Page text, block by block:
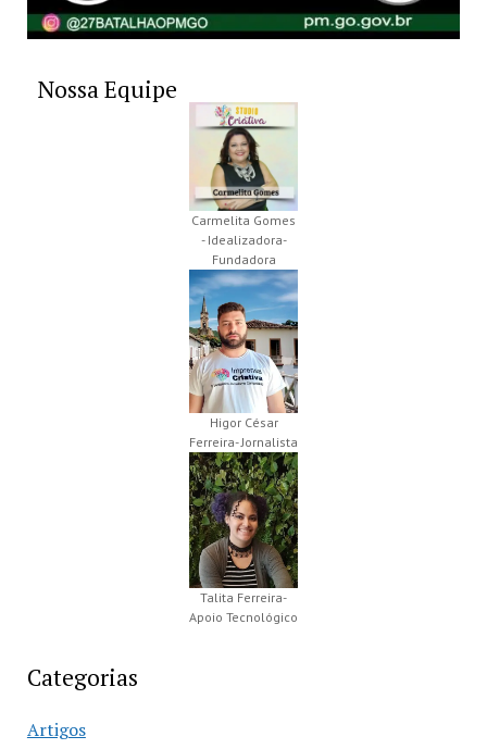
Nossa Equipe
Carmelita Gomes
- Idealizadora-
Fundadora
Higor César
Ferreira- Jornalista
Talita Ferreira-
Apoio Tecnológico
Categorias
Artigos